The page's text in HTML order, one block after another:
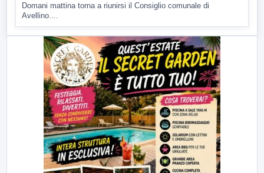
Domani mattina torna a riunirsi il Consiglio comunale di
Avellino....